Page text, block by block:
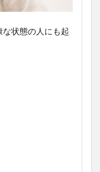
状態の人にも起